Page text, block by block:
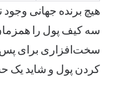
هیچ برنده جهانی وجود
سه کیف پول را
سخت‌افزاری برای
کردن پول و شاید یک